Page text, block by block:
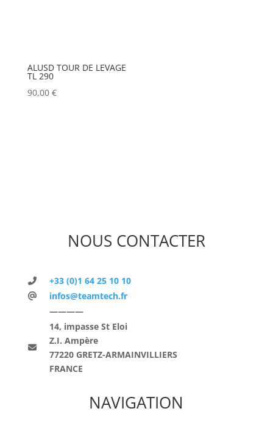
ALUSD TOUR DE LEVAGE
TL 290
90,00 €
NOUS CONTACTER
+33 (0)1 64 25 10 10
infos@teamtech.fr
————
14, impasse St Eloi
Z.I. Ampère
77220 GRETZ-ARMAINVILLIERS
FRANCE
NAVIGATION